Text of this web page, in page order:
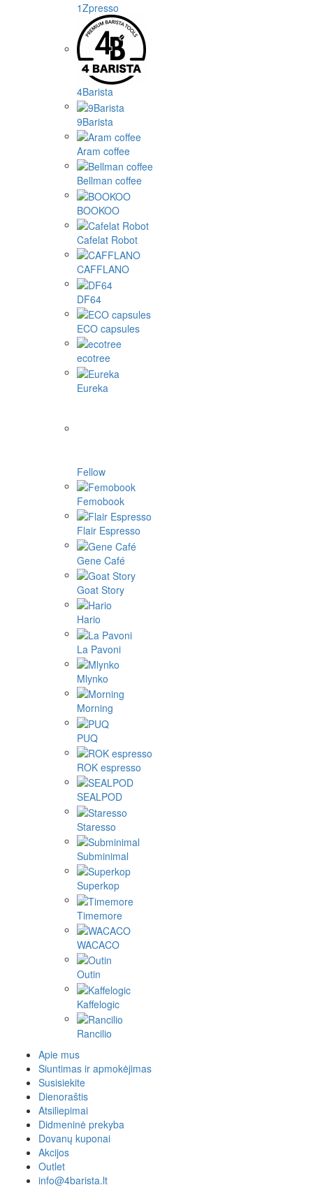
1Zpresso
4Barista
9Barista
Aram coffee
Bellman coffee
BOOKOO
Cafelat Robot
CAFFLANO
DF64
ECO capsules
ecotree
Eureka
Fellow
Femobook
Flair Espresso
Gene Café
Goat Story
Hario
La Pavoni
Mlynko
Morning
PUQ
ROK espresso
SEALPOD
Staresso
Subminimal
Superkop
Timemore
WACACO
Outin
Kaffelogic
Rancilio
Apie mus
Siuntimas ir apmokėjimas
Susisiekite
Dienoraštis
Atsiliepimai
Didmeninė prekyba
Dovanų kuponai
Akcijos
Outlet
info@4barista.lt